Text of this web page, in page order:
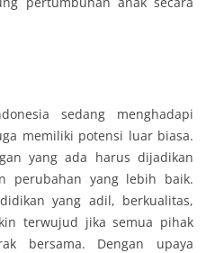
sedang menghadapi
memiliki potensi luar biasa.
yang ada harus dijadikan
perubahan yang lebih baik.
yang adil, berkualitas,
terwujud jika semua pihak
bersama. Dengan upaya